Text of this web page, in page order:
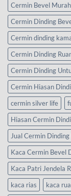
Cermin Bevel Murah
Cermin Dinding
Cermin dinding
Cermin Dinding
Cermin Dinding
Cermin Hiasan
cermin silver life
Hiasan Cermin
Jual Cermin
Kaca Cermin Bevel
Kaca Patri Jendela
kaca rias
kaca